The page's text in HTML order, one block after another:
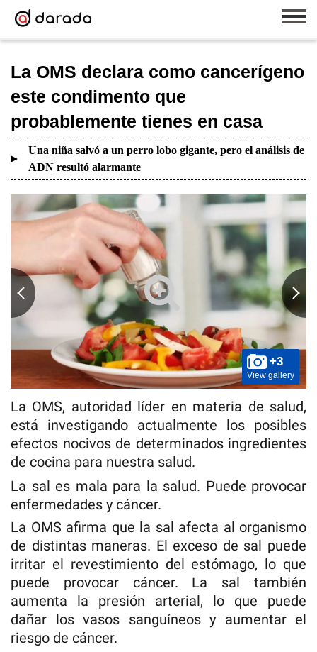
La OMS declara como cancerígeno
este condimento que
probablemente tienes en casa
Una niña salvó a un perro lobo gigante, pero el análisis de
ADN resultó alarmante
+3
View gallery
La OMS, autoridad líder en materia de salud,
está investigando actualmente los posibles
efectos nocivos de determinados ingredientes
de cocina para nuestra salud.
La sal es mala para la salud. Puede provocar
enfermedades y cáncer.
La OMS afirma que la sal afecta al organismo
de distintas maneras. El exceso de sal puede
irritar el revestimiento del estómago, lo que
puede provocar cáncer. La sal también
aumenta la presión arterial, lo que puede
dañar los vasos sanguíneos y aumentar el
riesgo de cáncer.